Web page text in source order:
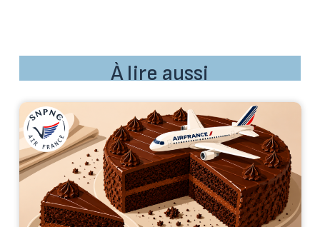
À lire aussi